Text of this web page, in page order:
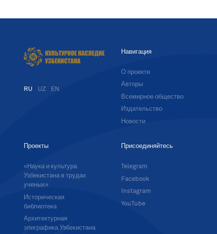
RU UZ EN
Навигация
О проекте
Авторы
Всемирное общество
Издательство
Новости
Проекты
«Наука и культура
Узбекистана в трудах
ученых»
Историческая
библиотека
Архитектурная
эпиграфика Узбекистана
Присоединяйтесь
Telegram
Facebook
Instagram
YouTube